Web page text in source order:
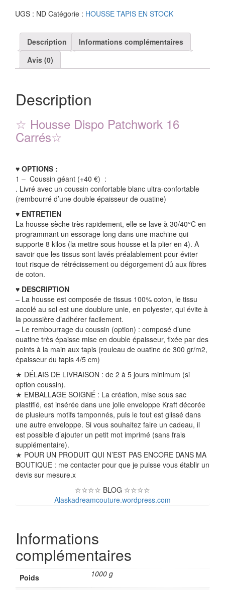
Patchwork
Carrés
UGS : ND Catégorie : HOUSSE TAPIS EN STOCK
Description
Informations complémentaires
Avis (0)
Description
☆ Housse Dispo Patchwork 16
Carrés☆
♥ OPTIONS :
1 – Coussin géant (+40 €) :
. Livré avec un coussin confortable blanc ultra-confortable
(rembourré d’une double épaisseur de ouatine)
♥ ENTRETIEN
La housse sèche très rapidement, elle se lave à 30/40°C en
programmant un essorage long dans une machine qui
supporte 8 kilos (la mettre sous housse et la plier en 4). A
savoir que les tissus sont lavés préalablement pour éviter
tout risque de rétrécissement ou dégorgement dû aux fibres
de coton.
♥ DESCRIPTION
– La housse est composée de tissus 100% coton, le tissu
accolé au sol est une doublure unie, en polyester, qui évite à
la poussière d’adhérer facilement.
– Le rembourrage du coussin (option) : composé d’une
ouatine très épaisse mise en double épaisseur, fixée par des
points à la main aux tapis (rouleau de ouatine de 300 gr/m2,
épaisseur du tapis 4/5 cm)
★ DÉLAIS DE LIVRAISON : de 2 à 5 jours minimum (si
option coussin).
★ EMBALLAGE SOIGNÉ : La création, mise sous sac
plastifié, est insérée dans une jolie enveloppe Kraft décorée
de plusieurs motifs tamponnés, puis le tout est glissé dans
une autre enveloppe. Si vous souhaitez faire un cadeau, il
est possible d’ajouter un petit mot imprimé (sans frais
supplémentaire).
★ POUR UN PRODUIT QUI N’EST PAS ENCORE DANS MA
BOUTIQUE : me contacter pour que je puisse vous établir un
devis sur mesure.x
☆☆☆☆ BLOG ☆☆☆☆
Alaskadreamcouture.wordpress.com
Informations
complémentaires
Poids 1000 g